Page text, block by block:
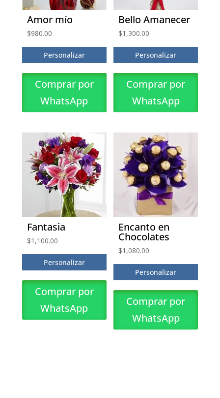
Amor mío
$980.00
Personalizar
Comprar por
WhatsApp
Bello Amanecer
$1,300.00
Personalizar
Comprar por
WhatsApp
Fantasia
$1,100.00
Personalizar
Comprar por
WhatsApp
Encanto en
Chocolates
$1,080.00
Personalizar
Comprar por
WhatsApp